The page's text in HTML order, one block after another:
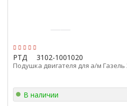
РТД 3102-1001020
Подушка двигателя для а/м Газель
В наличии